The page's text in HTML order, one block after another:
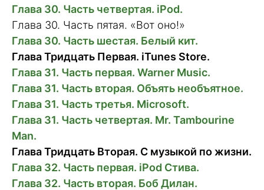
Глава 30. Часть четвертая. iPod.
Глава 30. Часть пятая. «Вот оно!»
Глава 30. Часть шестая. Белый кит.
Глава Тридцать Первая. iTunes Store.
Глава 31. Часть первая. Warner Music.
Глава 31. Часть вторая. Объять необъятное.
Глава 31. Часть третья. Microsoft.
Глава 31. Часть четвертая. Mr. Tambourine
Man.
Глава Тридцать Вторая. С музыкой по жизни.
Глава 32. Часть первая. iPod Стива.
Глава 32. Часть вторая. Боб Дилан.